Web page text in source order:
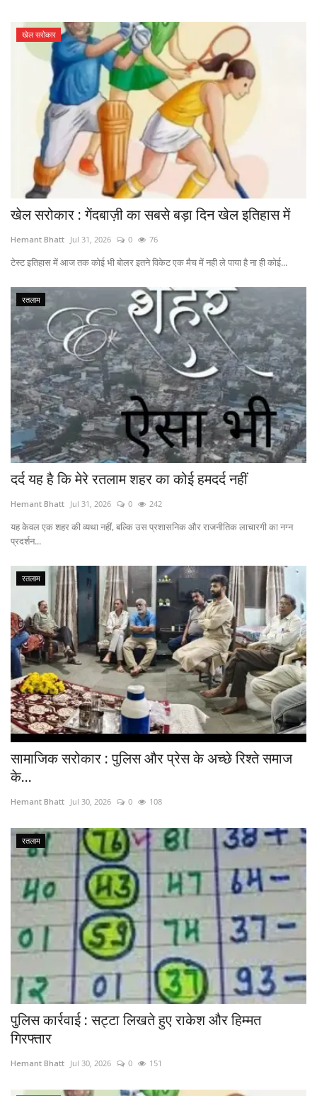
खेल सरोकार
खेल सरोकार : गेंदबाज़ी का सबसे बड़ा दिन खेल इतिहास में
Hemant Bhatt Jul 31, 2026 0 76
टेस्ट इतिहास में आज तक कोई भी बोलर इतने विकेट एक मैच में नही ले पाया है ना ही कोई...
रतलाम
​दर्द यह है कि मेरे रतलाम शहर का कोई हमदर्द नहीं
Hemant Bhatt Jul 31, 2026 0 242
यह केवल एक शहर की व्यथा नहीं, बल्कि उस प्रशासनिक और राजनीतिक लाचारगी का नग्न
प्रदर्शन...
रतलाम
सामाजिक सरोकार : पुलिस और प्रेस के अच्छे रिश्ते समाज
के...
Hemant Bhatt Jul 30, 2026 0 108
रतलाम
पुलिस कार्रवाई : सट्टा लिखते हुए राकेश और हिम्मत
गिरफ्तार
Hemant Bhatt Jul 30, 2026 0 151